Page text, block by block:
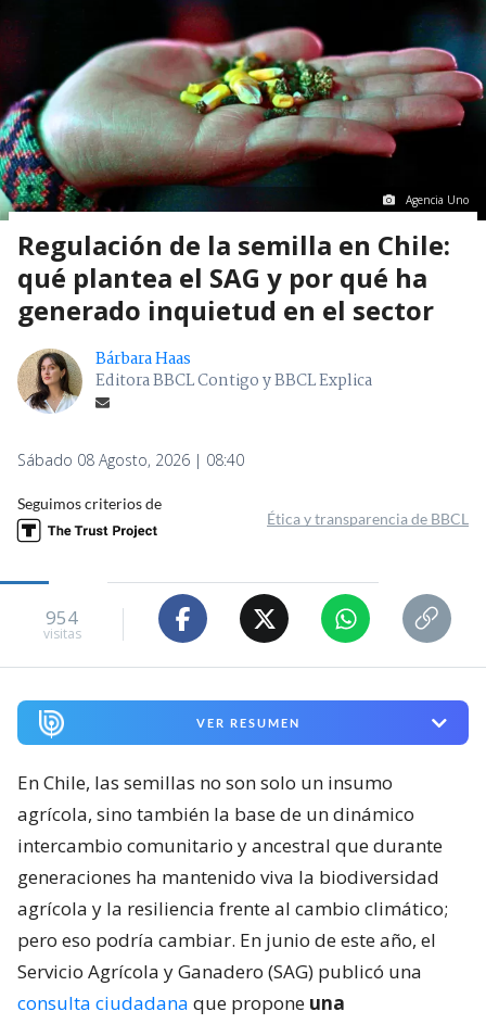
Agencia Uno
Regulación de la semilla en Chile:
qué plantea el SAG y por qué ha
generado inquietud en el sector
Bárbara Haas
Editora BBCL Contigo y BBCL Explica
Sábado 08 Agosto, 2026 | 08:40
Seguimos criterios de
Ética y transparencia de BBCL
954
visitas
VER RESUMEN
En Chile, las semillas no son solo un insumo
agrícola, sino también la base de un dinámico
intercambio comunitario y ancestral que durante
generaciones ha mantenido viva la biodiversidad
agrícola y la resiliencia frente al cambio climático;
pero eso podría cambiar. En junio de este año, el
Servicio Agrícola y Ganadero (SAG) publicó una
consulta ciudadana que propone una